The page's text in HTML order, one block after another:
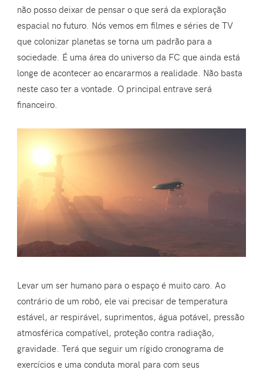
não posso deixar de pensar o que será da exploração
espacial no futuro. Nós vemos em filmes e séries de TV
que colonizar planetas se torna um padrão para a
sociedade. É uma área do universo da FC que ainda está
longe de acontecer ao encararmos a realidade. Não basta
neste caso ter a vontade. O principal entrave será
financeiro.
Levar um ser humano para o espaço é muito caro. Ao
contrário de um robô, ele vai precisar de temperatura
estável, ar respirável, suprimentos, água potável, pressão
atmosférica compatível, proteção contra radiação,
gravidade. Terá que seguir um rígido cronograma de
exercícios e uma conduta moral para com seus